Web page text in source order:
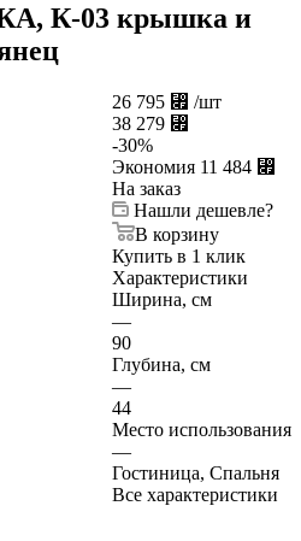
К-03 крышка и
26 795 ⃏ /шт
38 279 ⃏
-30%
Экономия 11 484 ⃏
На заказ
Нашли дешевле?
В корзину
Купить в 1 клик
Характеристики
Ширина, см
—
90
Глубина, см
—
44
Место использования
—
Гостиница, Спальня
Все характеристики